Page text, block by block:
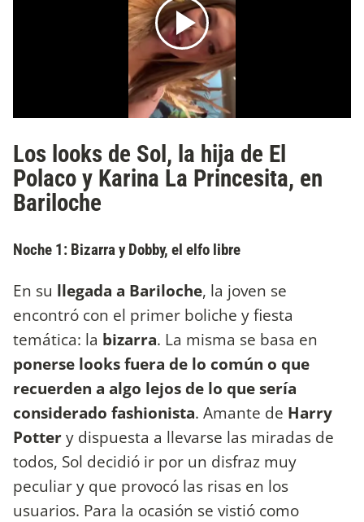
Los looks de Sol, la hija de El
Polaco y Karina La Princesita, en
Bariloche
Noche 1: Bizarra y Dobby, el elfo libre
En su llegada a Bariloche, la joven se
encontró con el primer boliche y fiesta
temática: la bizarra. La misma se basa en
ponerse looks fuera de lo común o que
recuerden a algo lejos de lo que sería
considerado fashionista. Amante de Harry
Pottery dispuesta a llevarse las miradas de
todos, Sol decidió ir por un disfraz muy
peculiar y que provocó las risas en los
usuarios. Para la ocasión se vistió como